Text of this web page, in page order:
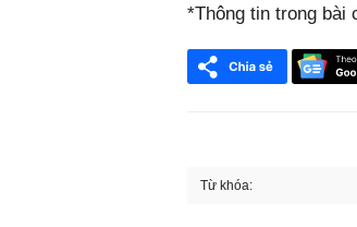
*Thông tin trong bài
Từ khóa: